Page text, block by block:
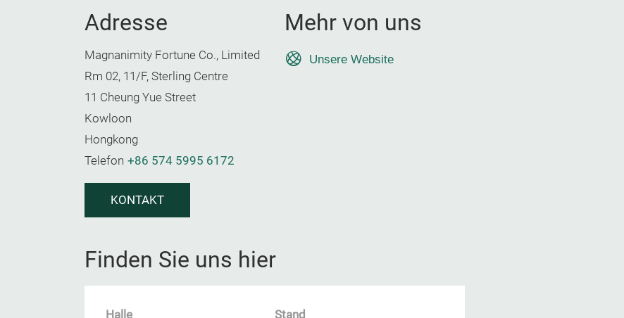
Adresse
Magnanimity Fortune Co., Limited
Rm 02, 11/F, Sterling Centre
11 Cheung Yue Street
Kowloon
Hongkong
Telefon +86 574 5995 6172
KONTAKT
Mehr von uns
Unsere Website
Finden Sie uns hier
Halle Stand